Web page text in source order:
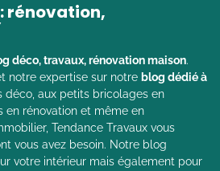
rénovation,
déco, travaux, rénovation maison.
notre expertise sur notre blog dédié à
déco, aux petits bricolages en
en rénovation et même en
Tendance Travaux vous
vous avez besoin. Notre blog
votre intérieur mais également pour